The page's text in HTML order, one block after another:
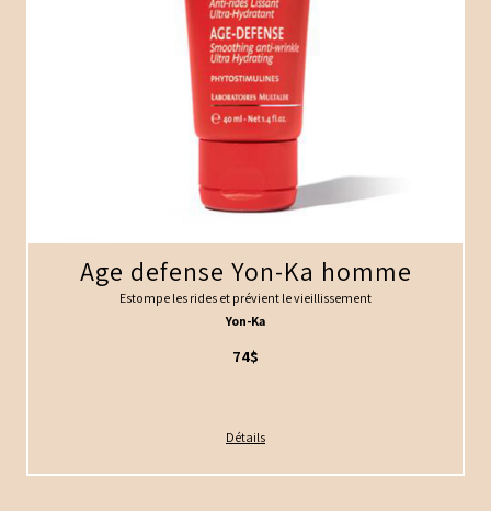
Age defense Yon-Ka homme
Estompe les rides et prévient le vieillissement
Yon-Ka
74$
Détails